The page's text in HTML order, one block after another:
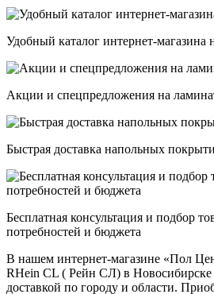
Удобный каталог интернет-
Акции и спецпредложения на
Быстрая доставка напольных
Бесплатная консультация и подбор
потребностей и бюджета
В нашем интернет-магазине «Пол
RHein CL ( Рейн СЛ) в
доставкой по городу и области.